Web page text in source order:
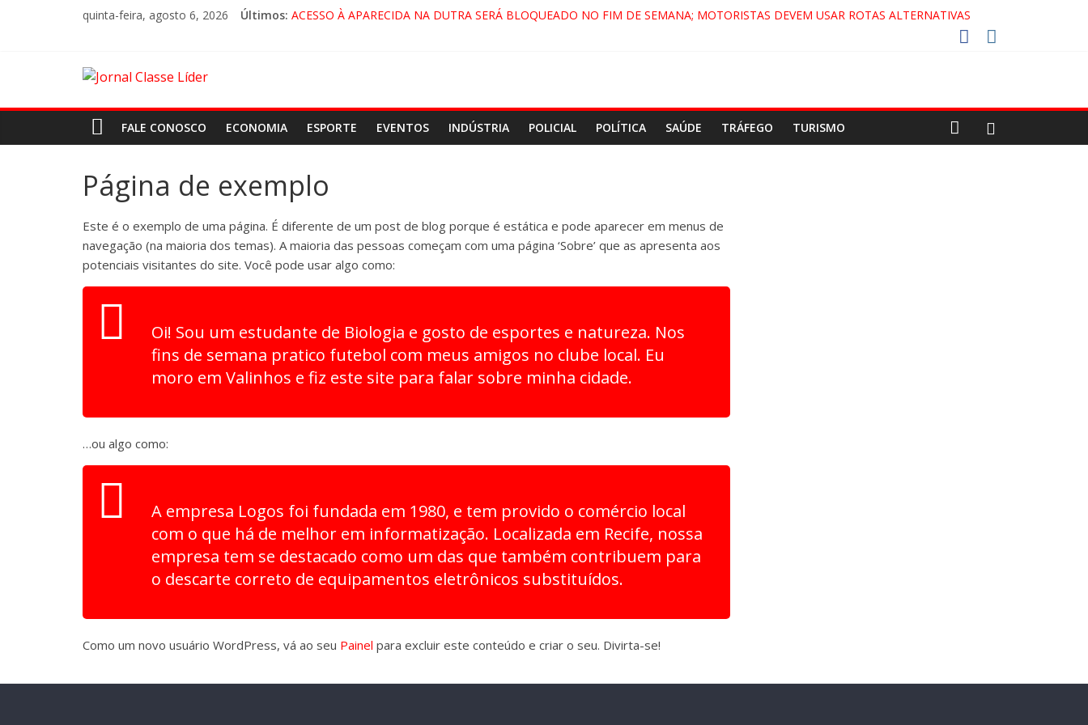
quinta-feira, agosto 6, 2026 Últimos: ACESSO À APARECIDA NA DUTRA SERÁ BLOQUEADO NO FIM DE SEMANA; MOTORISTAS DEVEM USAR ROTAS ALTERNATIVAS
FALE CONOSCO ECONOMIA ESPORTE EVENTOS INDÚSTRIA POLICIAL POLÍTICA SAÚDE TRÁFEGO TURISMO
Página de exemplo
Este é o exemplo de uma página. É diferente de um post de blog porque é estática e pode aparecer em menus de
navegação (na maioria dos temas). A maioria das pessoas começam com uma página ‘Sobre’ que as apresenta aos
potenciais visitantes do site. Você pode usar algo como:
Oi! Sou um estudante de Biologia e gosto de esportes e natureza. Nos
fins de semana pratico futebol com meus amigos no clube local. Eu
moro em Valinhos e fiz este site para falar sobre minha cidade.
…ou algo como:
A empresa Logos foi fundada em 1980, e tem provido o comércio local
com o que há de melhor em informatização. Localizada em Recife, nossa
empresa tem se destacado como um das que também contribuem para
o descarte correto de equipamentos eletrônicos substituídos.
Como um novo usuário WordPress, vá ao seu Painel para excluir este conteúdo e criar o seu. Divirta-se!